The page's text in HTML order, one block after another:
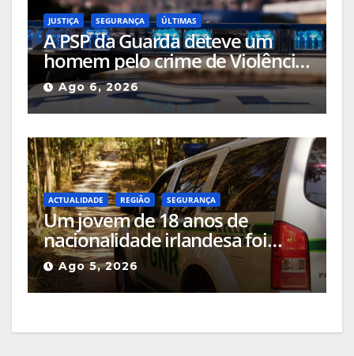
JUSTIÇA SEGURANÇA ÚLTIMAS
A PSP da Guarda deteve um
homem pelo crime de Violência
Doméstica após agressão grave
na via pública
Ago 6, 2026
ACTUALIDADE REGIÃO SEGURANÇA
Um jovem de 18 anos de
nacionalidade irlandesa foi
detido pela GNR em Celorico da
Beira pelo crime de incêndio
rural
Ago 5, 2026